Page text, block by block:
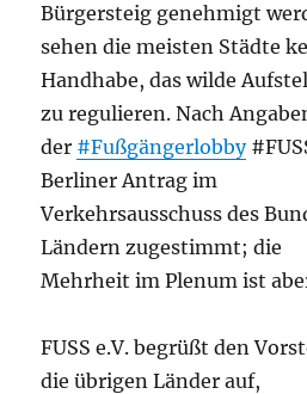
Bürgersteig genehmigt
sehen die meisten Städte
Handhabe, das wilde
zu regulieren. Nach
der #Fußgängerlobby
Berliner Antrag im
Verkehrsausschuss des
Ländern zugestimmt; die
Mehrheit im Plenum ist
FUSS e.V. begrüßt den
die übrigen Länder auf,